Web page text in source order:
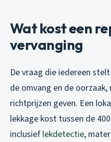
Wat kost een
vervanging
De vraag die iedereen
de omvang en de
richtprijzen geven. Een
lekkage kost tussen de
inclusief lekdetectie,